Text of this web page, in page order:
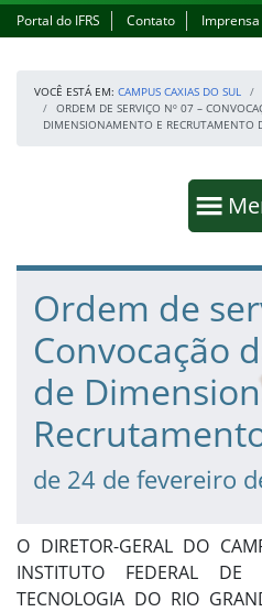
Portal do IFRS Contato Imprensa
VOCÊ ESTÁ EM: CAMPUS CAXIAS DO SUL
ORDEM DE SERVIÇO Nº 07 –
DIMENSIONAMENTO E RECRUTAMENTO
Fim da navegação
Início do conteúdo
Ordem de
Convocação
de
de 24 de fevereiro
O DIRETOR-GERAL DO
INSTITUTO FEDERAL DE
TECNOLOGIA DO RIO